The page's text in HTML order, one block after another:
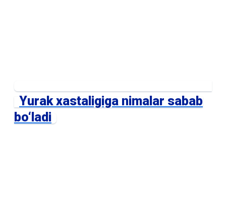
Yurak xastaligiga nimalar sabab
bo‘ladi